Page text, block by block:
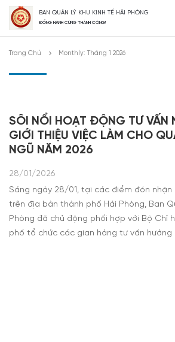
BAN QUẢN LÝ KHU KINH TẾ HẢI PHÒNG
ĐỒNG HÀNH CÙNG THÀNH CÔNG!
Trang Chủ Monthly: Tháng 1 2026
SÔI NỔI HOẠT ĐỘNG TƯ VẤN
GIỚI THIỆU VIỆC LÀM CHO
NGŨ NĂM 2026
28/01/2026
Sáng ngày 28/01, tại các điểm đón nhận
trên địa bàn thành phố Hải Phòng, Ban
Phòng đã chủ động phối hợp với Bộ Chỉ
phố tổ chức các gian hàng tư vấn hướng